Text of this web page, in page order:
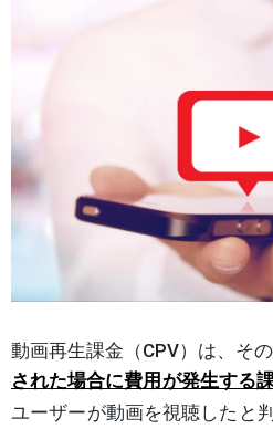
動画再生課金（CPV）は、そ
された場合に費用が発生する
ユーザーが動画を視聴したと